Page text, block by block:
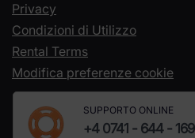
Privacy
Condizioni di Utilizzo
Rental Terms
Modifica preferenze cookie
SUPPORTO ONLINE
+4 0741 - 644 - 169